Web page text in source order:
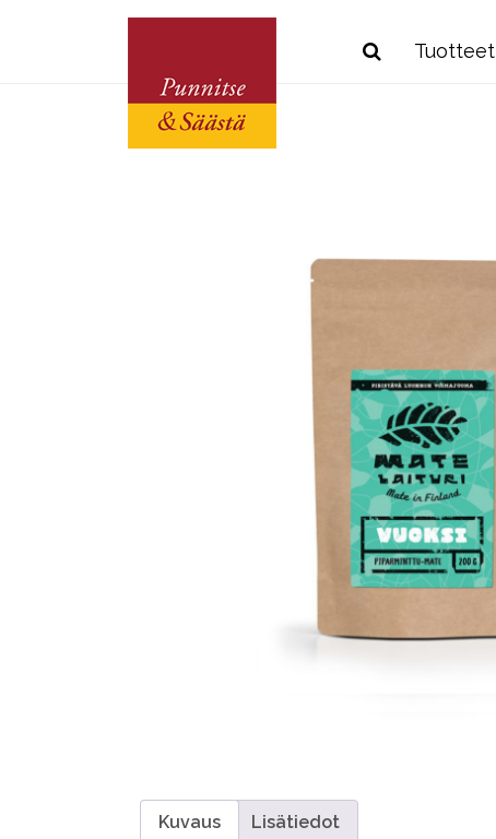
Tuotteet
Kuvaus Lisätiedot